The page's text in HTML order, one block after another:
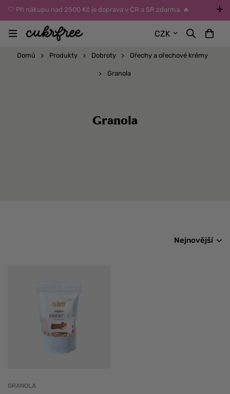
🤍 Při nákupu nad 2500 Kč je doprava v ČR a SR zdarma. 🔥
UPOZORNĚNÍ: Během léta vybírejte dopravu kurýrem nebo do Z-
BOXů umístěných uvnitř budov. Reklamace zboží způsobené
CZK
Domů Produkty Dobroty Ořechy a ořechové krémy
Granola
Granola
Nejnovější
GRANOLA